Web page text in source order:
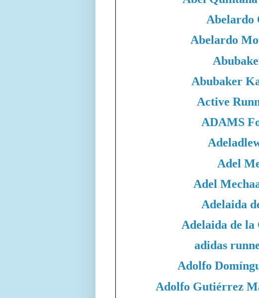
Abelardo
Abelardo
Abubaker
Active
ADAMS
Adel
Adel
Adelaida
Adelaida de
adidas
Adolfo
Adolfo Gutiérrez